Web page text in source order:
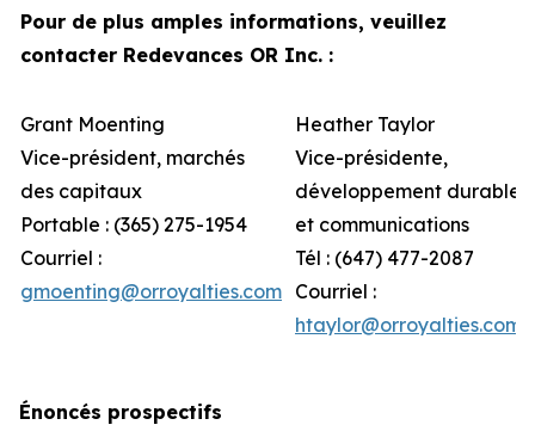
Pour de plus amples informations, veuillez
contacter Redevances OR Inc. :
Grant Moenting
Vice-président, marchés
des capitaux
Portable : (365) 275-1954
Courriel :
gmoenting@orroyalties.com
Heather Taylor
Vice-présidente,
développement durable
et communications
Tél : (647) 477-2087
Courriel :
htaylor@orroyalties.com
Énoncés prospectifs